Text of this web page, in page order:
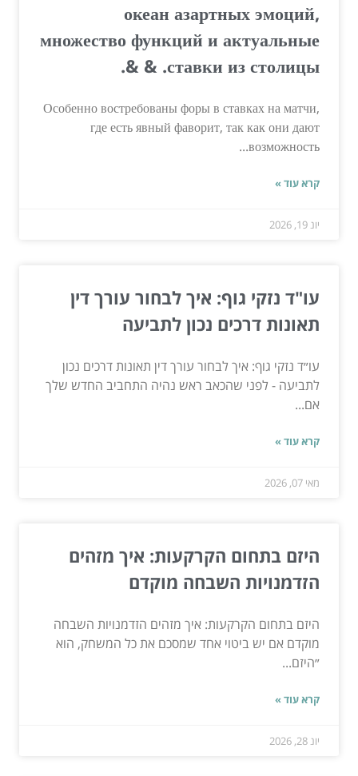
океан азартных эмоций,
множество функций и актуальные
ставки из столицы. & &.
Особенно востребованы форы в ставках на матчи,
где есть явный фаворит, так как они дают
возможность...
קרא עוד »
יונ 19, 2026
עו"ד נזקי גוף: איך לבחור עורך דין
תאונות דרכים נכון לתביעה
עו״ד נזקי גוף: איך לבחור עורך דין תאונות דרכים נכון
לתביעה - לפני שהכאב ראש נהיה התחביב החדש שלך
אם...
קרא עוד »
מאי 07, 2026
היזם בתחום הקרקעות: איך מזהים
הזדמנויות השבחה מוקדם
היזם בתחום הקרקעות: איך מזהים הזדמנויות השבחה
מוקדם אם יש ביטוי אחד שמסכם את כל המשחק, הוא
״היזם...
קרא עוד »
יונ 28, 2026